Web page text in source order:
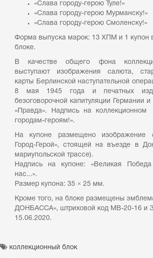
«Слава городу-герою Туле!»
«Слава городу-герою Мурманску!»
«Слава городу-герою Смоленску!»
Форма выпуска марок: 13 ХПМ и 1 купон
блоке.
В качестве общего фона
выступают изображения салюта,
карты Берлинской наступательной
8 мая 1945 года и печатных
безоговорочной капитуляции Германии и
«Правда». Надпись на
городам-героям!».
На купоне размещено изображение
Город-Герой», стоящей на въезде в
мариупольской трассе).
Надпись на купоне: «Великая
нас...».
Размер купона: 35 × 25 мм.
Кроме того, на блоке размещены
ДОНБАССА», штриховой код МВ-20-16 и
15.06.2020.
коллекционный блок